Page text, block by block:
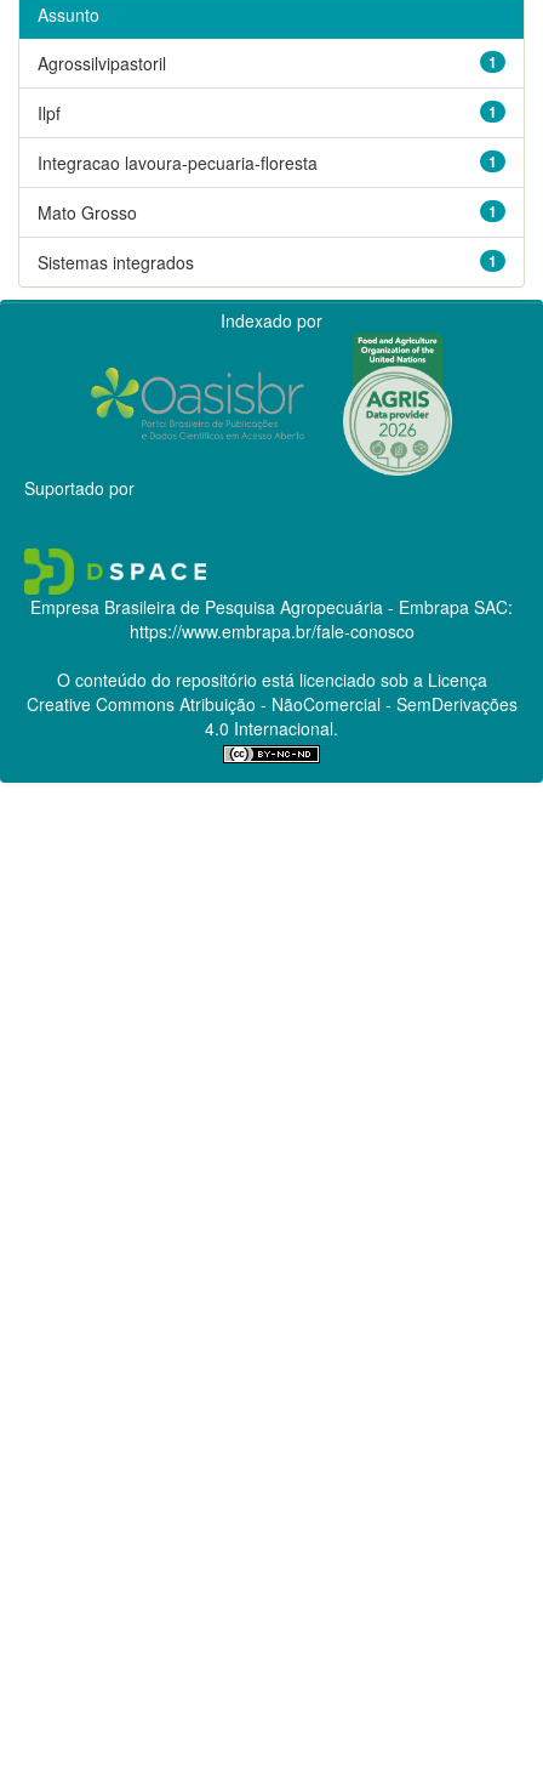
Assunto
1
Agrossilvipastoril
1
Ilpf
1
Integracao lavoura-pecuaria-floresta
1
Mato Grosso
1
Sistemas integrados
Indexado por
Suportado por
Empresa Brasileira de Pesquisa Agropecuária - Embrapa SAC:
https://www.embrapa.br/fale-conosco
O conteúdo do repositório está licenciado sob a Licença
Creative CommonsAtribuição - NãoComercial - SemDerivações
4.0 Internacional.